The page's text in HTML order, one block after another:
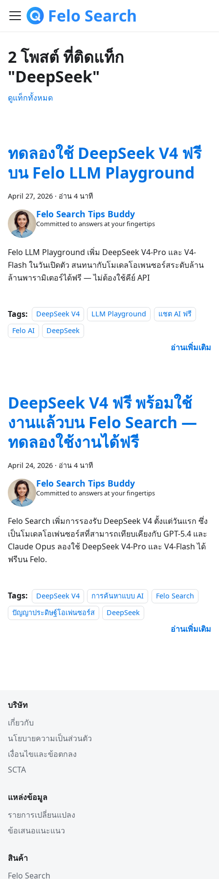
Felo Search
2 โพสต์ ที่ติดแท็ก
"DeepSeek"
ดูแท็กทั้งหมด
ทดลองใช้ DeepSeek V4 ฟรี
บน Felo LLM Playground
April 27, 2026 · อ่าน 4 นาที
Felo Search Tips Buddy
Committed to answers at your fingertips
Felo LLM Playground เพิ่ม DeepSeek V4-Pro และ V4-
Flash ในวันเปิดตัว สนทนากับโมเดลโอเพนซอร์สระดับล้าน
ล้านพารามิเตอร์ได้ฟรี — ไม่ต้องใช้คีย์ API
Tags: DeepSeek V4 LLM Playground
แชต AI ฟรี
Felo AI
DeepSeek
อ่านเพิ่มเติม
DeepSeek V4 ฟรี พร้อมใช้
งานแล้วบน Felo Search —
ทดลองใช้งานได้ฟรี
April 24, 2026 · อ่าน 4 นาที
Felo Search Tips Buddy
Committed to answers at your fingertips
Felo Search เพิ่มการรองรับ DeepSeek V4 ตั้งแต่วันแรก ซึ่ง
เป็นโมเดลโอเพ่นซอร์สที่สามารถเทียบเคียงกับ GPT-5.4 และ
Claude Opus ลองใช้ DeepSeek V4-Pro และ V4-Flash ได้
ฟรีบน Felo.
Tags: DeepSeek V4 การค้นหาแบบ AI
Felo Search
ปัญญาประดิษฐ์โอเพ่นซอร์ส
DeepSeek
อ่านเพิ่มเติม
บริษัท
เกี่ยวกับ
นโยบายความเป็นส่วนตัว
เงื่อนไขและข้อตกลง
SCTA
แหล่งข้อมูล
รายการเปลี่ยนแปลง
ข้อเสนอแนะแนว
สินค้า
Felo Search